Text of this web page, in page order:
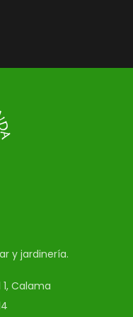
y jardinería.
1, Calama